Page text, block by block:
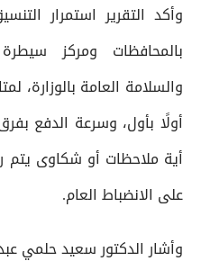
وأكد التقرير استمرار
بالمحافظات ومركز
والسلامة العامة بالوزارة،
أولًا بأول، وسرعة الدفع
أية ملاحظات أو شكاوى
على الانضباط العام.
وأشار الدكتور سعيد حلمي